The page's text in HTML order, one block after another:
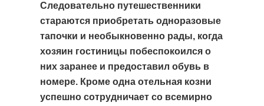
Следовательно путешественники
стараются приобретать одноразовые
тапочки и необыкновенно рады, когда
хозяин гостиницы побеспокоился о
них заранее и предоставил обувь в
номере. Кроме одна отельная козни
успешно сотрудничает со всемирно